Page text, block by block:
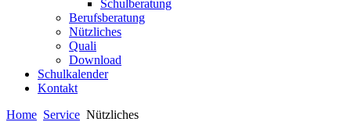
Schulberatung
Berufsberatung
Nützliches
Quali
Download
Schulkalender
Kontakt
Home Service Nützliches